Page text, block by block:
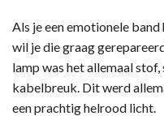
Als je een emotionele
wil je die graag
lamp was het allemaal
kabelbreuk. Dit werd
een prachtig helrood licht.